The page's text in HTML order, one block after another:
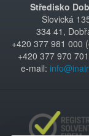
Středisko
Šlovická
334 41,
+420 377 981 000
+420 377 970
e-mail: